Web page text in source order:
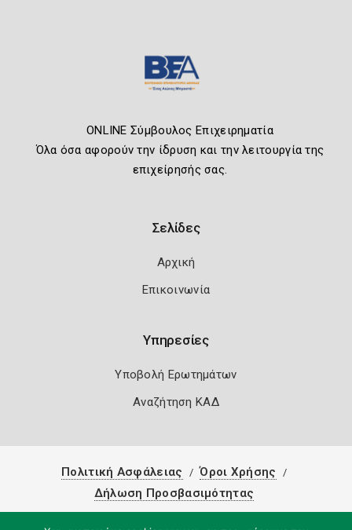
ONLINE Σύμβουλος Επιχειρηματία
Όλα όσα αφορούν την ίδρυση και την λειτουργία της
επιχείρησής σας.
Σελίδες
Αρχική
Επικοινωνία
Υπηρεσίες
Υποβολή Ερωτημάτων
Αναζήτηση ΚΑΔ
Πολιτική Ασφάλειας
Όροι Χρήσης
Δήλωση Προσβασιμότητας